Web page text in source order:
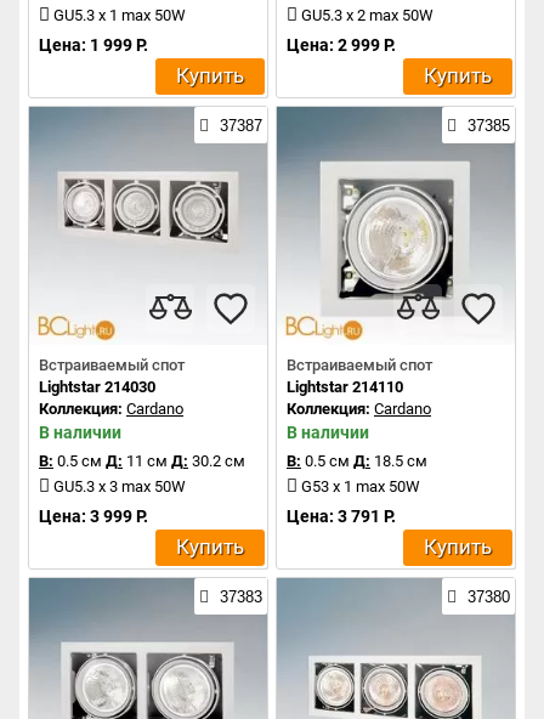
GU5.3 x 1 max 50W
Цена: 1 999 Р.
Купить
GU5.3 x 2 max 50W
Цена: 2 999 Р.
Купить
37387
Встраиваемый спот
Lightstar 214030
Коллекция: Cardano
В наличии
В: 0.5 см Д: 11 см Д: 30.2 см
GU5.3 x 3 max 50W
Цена: 3 999 Р.
Купить
37385
Встраиваемый спот
Lightstar 214110
Коллекция: Cardano
В наличии
В: 0.5 см Д: 18.5 см
G53 x 1 max 50W
Цена: 3 791 Р.
Купить
37383 37380